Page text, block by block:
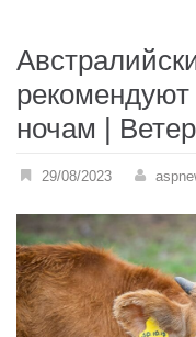
ночам |
29/08/2023